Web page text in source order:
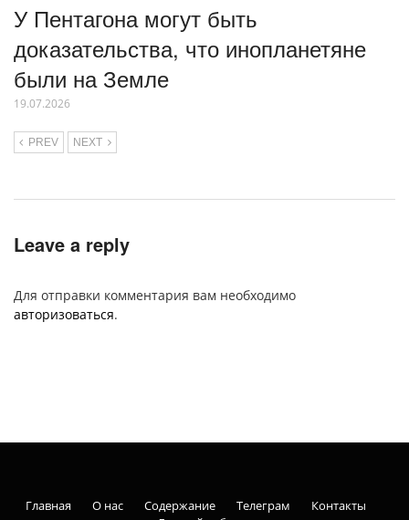
У Пентагона могут быть
доказательства, что инопланетяне
были на Земле
19.07.2026
PREV NEXT
Leave a reply
Для отправки комментария вам необходимо
авторизоваться.
Главная О нас Содержание Телеграм
Контакты